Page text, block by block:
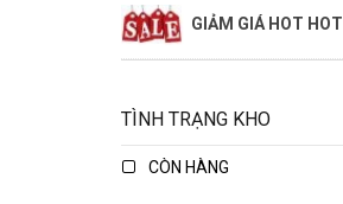
GIẢM GIÁ HOT HOT
TÌNH TRẠNG KHO
CÒN HÀNG